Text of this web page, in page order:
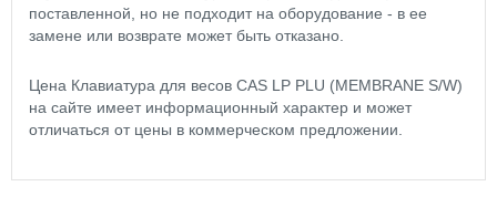
поставленной, но не подходит на оборудование - в ее
замене или возврате может быть отказано.
Цена Клавиатура для весов CAS LP PLU (MEMBRANE S/W)
на сайте имеет информационный характер и может
отличаться от цены в коммерческом предложении.